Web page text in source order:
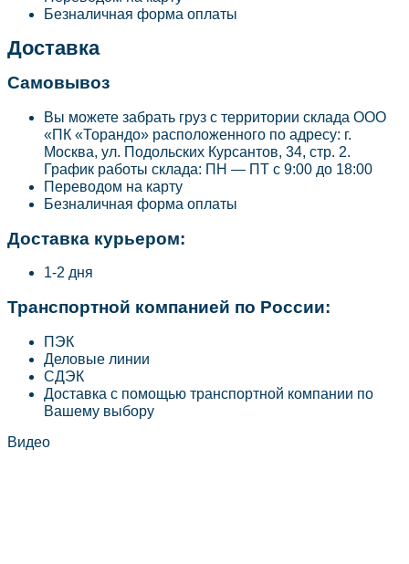
Безналичная форма оплаты
Доставка
Самовывоз
Вы можете забрать груз с территории склада ООО
«ПК «Торандо» расположенного по адресу: г.
Москва, ул. Подольских Курсантов, 34, стр. 2.
График работы склада: ПН — ПТ с 9:00 до 18:00
Переводом на карту
Безналичная форма оплаты
Доставка курьером:
1-2 дня
Транспортной компанией по России:
ПЭК
Деловые линии
СДЭК
Доставка с помощью транспортной компании по
Вашему выбору
Видео